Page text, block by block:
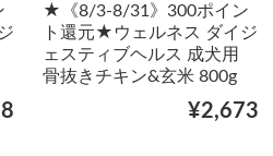
★《8/3-8/31》300ポイン
ト還元★ウェルネス ダイジ
ェスティブヘルス 成犬用
骨抜きチキン&玄米 800g
¥2,673